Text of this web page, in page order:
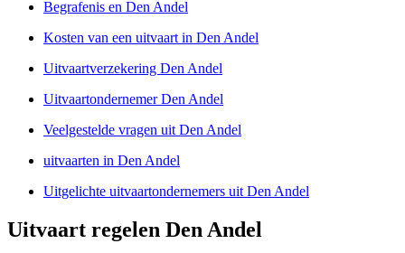
Begrafenis en Den Andel
Kosten van een uitvaart in Den Andel
Uitvaartverzekering Den Andel
Uitvaartondernemer Den Andel
Veelgestelde vragen uit Den Andel
uitvaarten in Den Andel
Uitgelichte uitvaartondernemers uit Den Andel
Uitvaart regelen Den Andel